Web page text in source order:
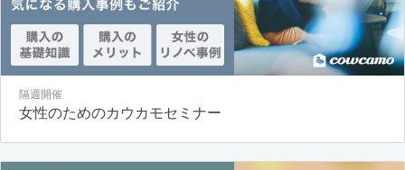
隔週開催
女性のためのカウカモセミナー